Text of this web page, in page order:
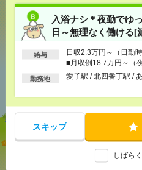
入浴ナシ＊夜勤でゆ
日～無理なく働ける[
給与
日収2.3万円～（日勤
■月収例18.7万円～（
の場合）
勤務地 愛子駅 / 北四番丁駅 /
スキップ
しばら
シェア ツイ
あなたの閲覧履歴
＼病院に疲れたあなたへ！
健康管理＊医療行為ほぼ無